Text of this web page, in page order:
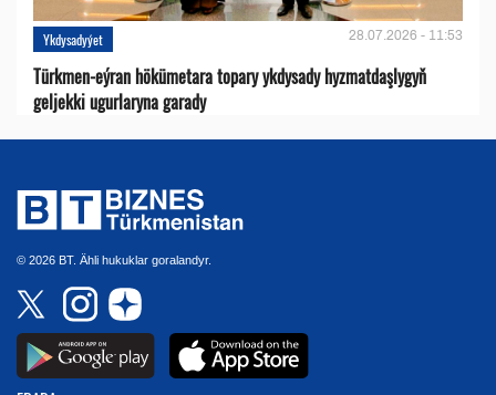
Ykdysadyýet 28.07.2026 - 11:53
Türkmen-eýran hökümetara topary ykdysady hyzmatdaşlygyň
geljekki ugurlaryna garady
© 2026 BT. Ähli hukuklar goralandyr.